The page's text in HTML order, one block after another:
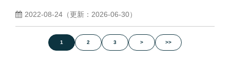
2022-08-24 （更新： 2026-06-30）
1 2 3 > >>